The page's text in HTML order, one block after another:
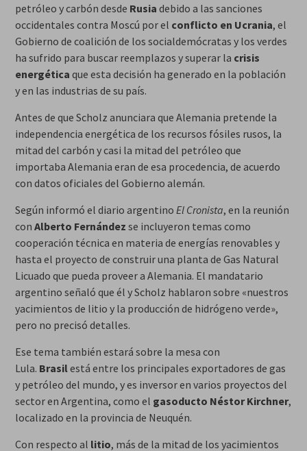
petróleo y carbón desde Rusia debido a las sanciones
occidentales contra Moscú por el conflicto en Ucrania, el
Gobierno de coalición de los socialdemócratas y los verdes
ha sufrido para buscar reemplazos y superar la crisis
energética que esta decisión ha generado en la población
y en las industrias de su país.
Antes de que Scholz anunciara que Alemania pretende la
independencia energética de los recursos fósiles rusos, la
mitad del carbón y casi la mitad del petróleo que
importaba Alemania eran de esa procedencia, de acuerdo
con datos oficiales del Gobierno alemán.
Según informó el diario argentino El Cronista, en la reunión
con Alberto Fernández se incluyeron temas como
cooperación técnica en materia de energías renovables y
hasta el proyecto de construir una planta de Gas Natural
Licuado que pueda proveer a Alemania. El mandatario
argentino señaló que él y Scholz hablaron sobre «nuestros
yacimientos de litio y la producción de hidrógeno verde»,
pero no precisó detalles.
Ese tema también estará sobre la mesa con
Lula. Brasilestá entre los principales exportadores de gas
y petróleo del mundo, y es inversor en varios proyectos del
sector en Argentina, como el gasoducto Néstor Kirchner,
localizado en la provincia de Neuquén.
Con respecto al litio, más de la mitad de los yacimientos